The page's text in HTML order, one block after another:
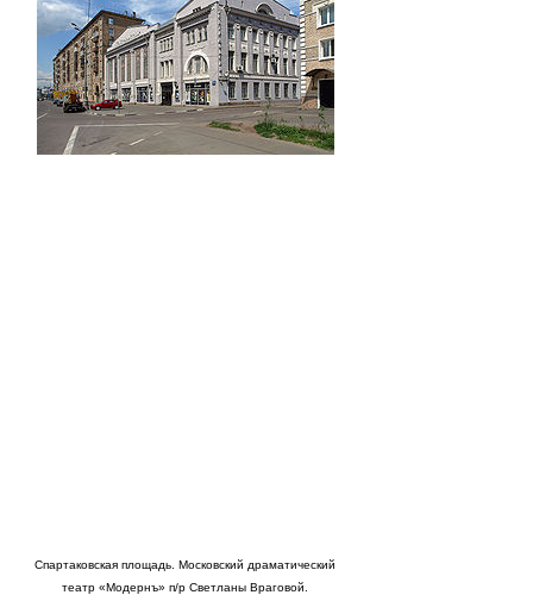
Спартаковская площадь. Московский драматический
театр «Модернъ» п/р Светланы Враговой.